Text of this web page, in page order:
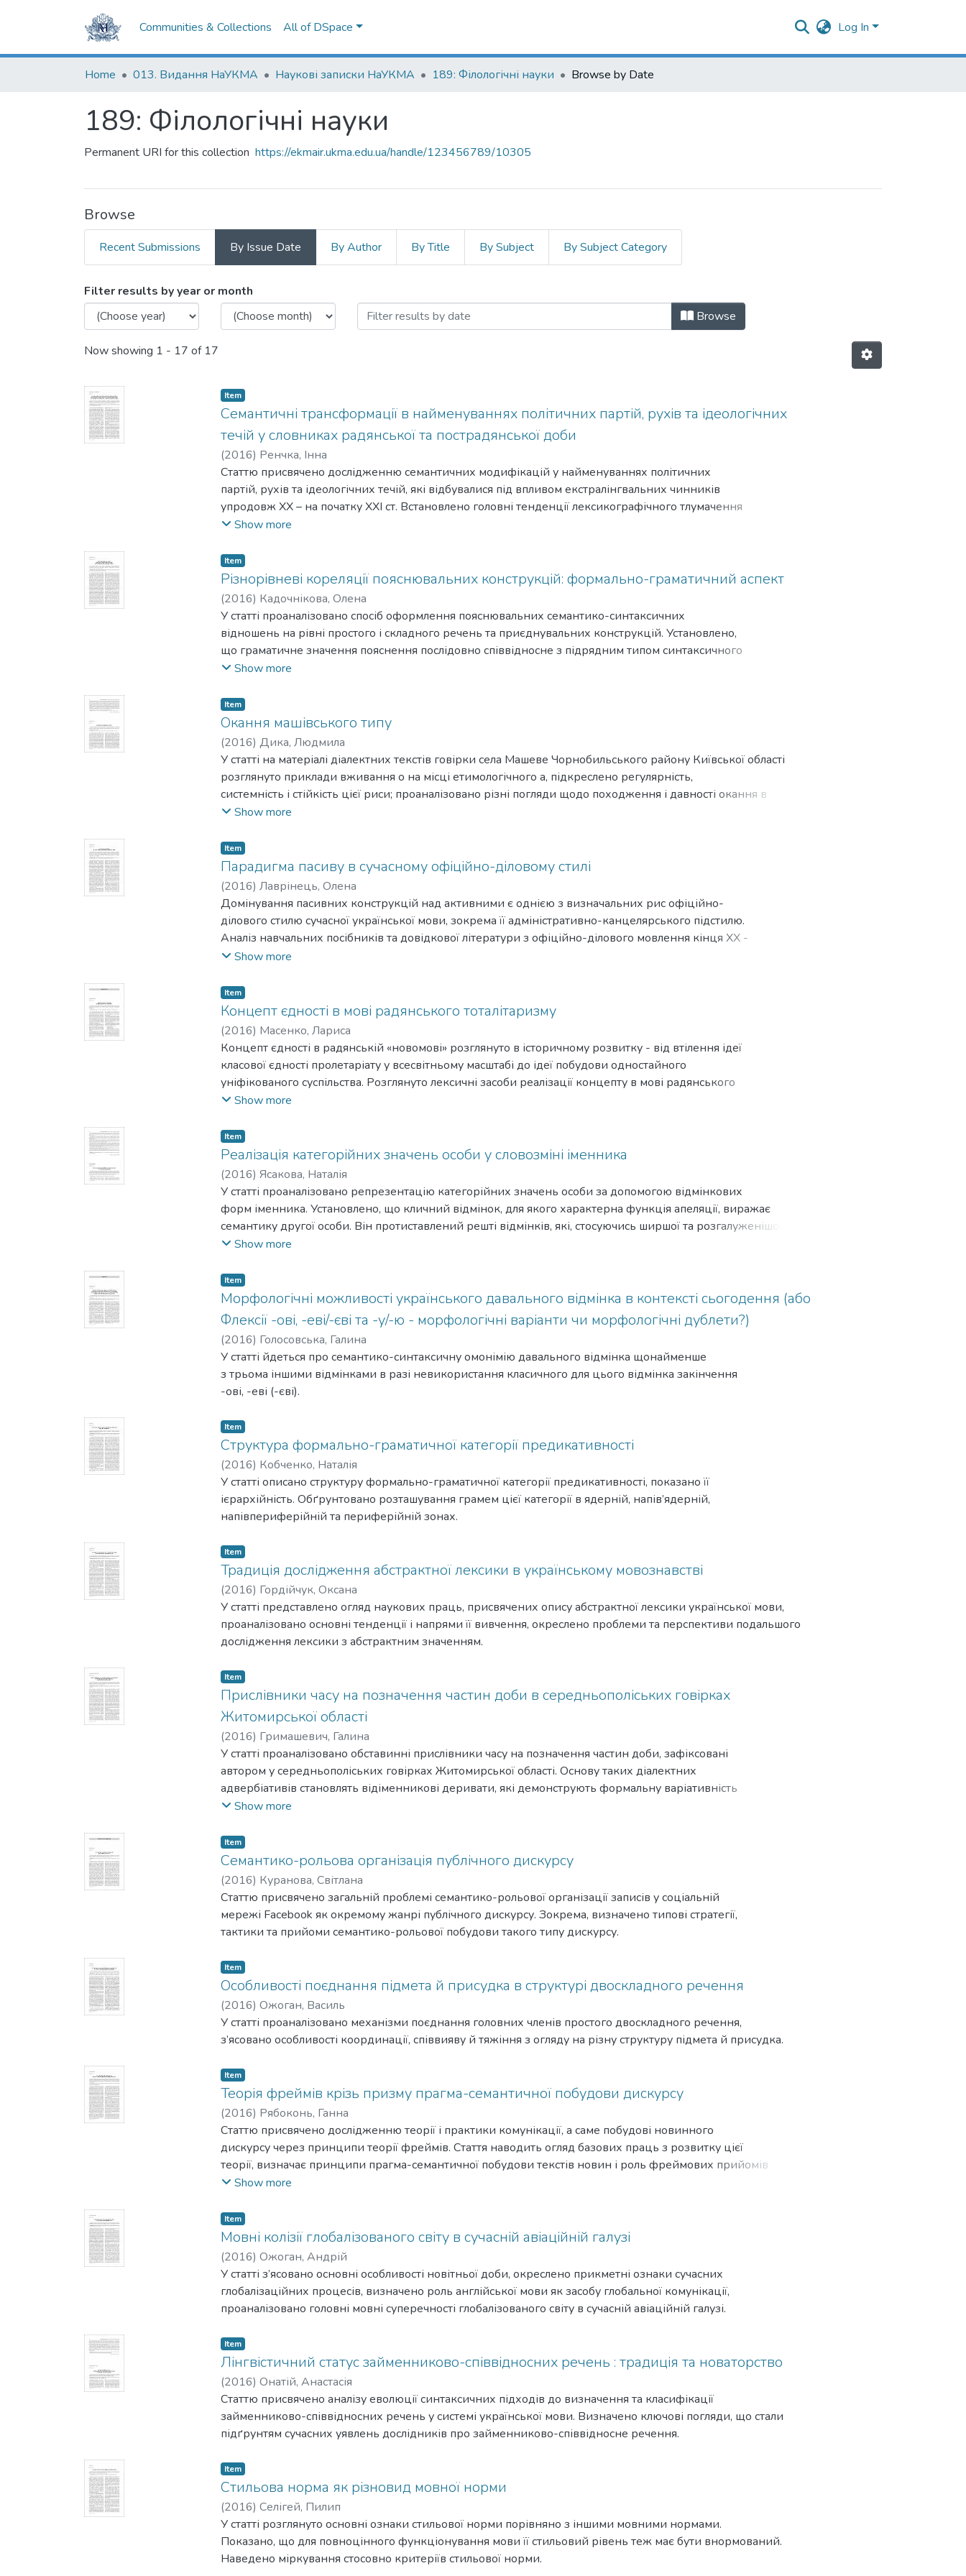
Communities & Collections All of DSpace Log In
Home 013. Видання НаУКМА Наукові записки НаУКМА 189: Філологічні науки Browse by Date
189: Філологічні науки
Permanent URI for this collection https://ekmair.ukma.edu.ua/handle/123456789/10305
Browse
Recent Submissions By Issue Date By Author By Title By Subject By Subject Category
Browsing 189: Філологічні науки by Issue Date
Filter results by year or month
Browse
Now showing 1 - 17 of 17
Item
Семантичні трансформації в найменуваннях політичних партій, рухів та ідеологічних
течій у словниках радянської та пострадянської доби
(2016) Ренчка, Інна
Статтю присвячено дослідженню семантичних модифікацій у найменуваннях політичних
партій, рухів та ідеологічних течій, які відбувалися під впливом екстралінгвальних чинників
упродовж XX – на початку XXI ст. Встановлено головні тенденції лексикографічного тлумачення
суспільно-політичних номінативних одиниць у радянський та пострадянський періоди.
Show more
Item
Різнорівневі кореляції пояснювальних конструкцій: формально-граматичний аспект
(2016) Кадочнікова, Олена
У статті проаналізовано спосіб оформлення пояснювальних семантико-синтаксичних
відношень на рівні простого і складного речень та приєднувальних конструкцій. Установлено,
що граматичне значення пояснення послідовно співвідносне з підрядним типом синтаксичного
зв’язку, головно з його опосередкованим виявом.
Show more
Item
Окання машівського типу
(2016) Дика, Людмила
У статті на матеріалі діалектних текстів говірки села Машеве Чорнобильського району Київської області
розглянуто приклади вживання о на місці етимологічного а, підкреслено регулярність,
системність і стійкість цієї риси; проаналізовано різні погляди щодо походження і давності окання в
середньополіських говірках.
Show more
Item
Парадигма пасиву в сучасному офіційно-діловому стилі
(2016) Лаврінець, Олена
Домінування пасивних конструкцій над активними є однією з визначальних рис офіційно-
ділового стилю сучасної української мови, зокрема її адміністративно-канцелярського підстилю.
Аналіз навчальних посібників та довідкової літератури з офіційно-ділового мовлення кінця ХХ -
початку ХХІ ст. засвідчує трансформовану парадигму пасиву: ядро формують конструкції
дієприкметниками на -ний, -тий.
Show more
Item
Концепт єдності в мові радянського тоталітаризму
(2016) Масенко, Лариса
Концепт єдності в радянській «новомові» розглянуто в історичному розвитку - від втілення ідеї
класової єдності пролетаріату у всесвітньому масштабі до ідеї побудови одностайного
уніфікованого суспільства. Розглянуто лексичні засоби реалізації концепту в мові радянського
тоталітаризму.
Show more
Item
Реалізація категорійних значень особи у словозміні іменника
(2016) Ясакова, Наталія
У статті проаналізовано репрезентацію категорійних значень особи за допомогою відмінкових
форм іменника. Установлено, що кличний відмінок, для якого характерна функція апеляції, виражає
семантику другої особи. Він протиставлений решті відмінків, які, стосуючись ширшої та розгалуженішої
сфери репрезентації, реалізують граматичне значення третьої особи. Протиставлення
Show more
Item
Морфологічні можливості українського давального відмінка в контексті сьогодення (або
Флексії -ові, -еві/-єві та -у/-ю - морфологічні варіанти чи морфологічні дублети?)
(2016) Голосовська, Галина
У статті йдеться про семантико-синтаксичну омонімію давального відмінка щонайменше
з трьома іншими відмінками в разі невикористання класичного для цього відмінка закінчення
-ові, -еві (-єві).
Item
Структура формально-граматичної категорії предикативності
(2016) Кобченко, Наталія
У статті описано структуру формально-граматичної категорії предикативності, показано її
ієрархійність. Обґрунтовано розташування грамем цієї категорії в ядерній, напів’ядерній,
напівпериферійній та периферійній зонах.
Item
Традиція дослідження абстрактної лексики в українському мовознавстві
(2016) Гордійчук, Оксана
У статті представлено огляд наукових праць, присвячених опису абстрактної лексики української мови,
проаналізовано основні тенденції і напрями її вивчення, окреслено проблеми та перспективи подальшого
дослідження лексики з абстрактним значенням.
Item
Прислівники часу на позначення частин доби в середньополіських говірках
Житомирської області
(2016) Гримашевич, Галина
У статті проаналізовано обставинні прислівники часу на позначення частин доби, зафіксовані
автором у середньополіських говірках Житомирської області. Основу таких діалектних
адвербіативів становлять відіменникові деривати, які демонструють формальну варіативність
переважно на фонетичному та словотвірному рівнях.
Show more
Item
Семантико-рольова організація публічного дискурсу
(2016) Куранова, Світлана
Статтю присвячено загальній проблемі семантико-рольової організації записів у соціальній
мережі Facebook як окремому жанрі публічного дискурсу. Зокрема, визначено типові стратегії,
тактики та прийоми семантико-рольової побудови такого типу дискурсу.
Item
Особливості поєднання підмета й присудка в структурі двоскладного речення
(2016) Ожоган, Василь
У статті проаналізовано механізми поєднання головних членів простого двоскладного речення,
з’ясовано особливості координації, співвияву й тяжіння з огляду на різну структуру підмета й присудка.
Item
Теорія фреймів крізь призму прагма-семантичної побудови дискурсу
(2016) Рябоконь, Ганна
Статтю присвячено дослідженню теорії і практики комунікації, а саме побудові новинного
дискурсу через принципи теорії фреймів. Стаття наводить огляд базових праць з розвитку цієї
теорії, визначає принципи прагма-семантичної побудови текстів новин і роль фреймових прийомів
у когнітивному сприйнятті політичного дискурсу на прикладі дебатів у Палаті громад британського
Show more
Item
Мовні колізії глобалізованого світу в сучасній авіаційній галузі
(2016) Ожоган, Андрій
У статті з’ясовано основні особливості новітньої доби, окреслено прикметні ознаки сучасних
глобалізаційних процесів, визначено роль англійської мови як засобу глобальної комунікації,
проаналізовано головні мовні суперечності глобалізованого світу в сучасній авіаційній галузі.
Item
Лінгвістичний статус займенниково-співвідносних речень : традиція та новаторство
(2016) Онатій, Анастасія
Статтю присвячено аналізу еволюції синтаксичних підходів до визначення та класифікації
займенниково-співвідносних речень у системі української мови. Визначено ключові погляди, що стали
підґрунтям сучасних уявлень дослідників про займенниково-співвідносне речення.
Item
Стильова норма як різновид мовної норми
(2016) Селігей, Пилип
У статті розглянуто основні ознаки стильової норми порівняно з іншими мовними нормами.
Показано, що для повноцінного функціонування мови її стильовий рівень теж має бути внормований.
Наведено міркування стосовно критеріїв стильової норми.